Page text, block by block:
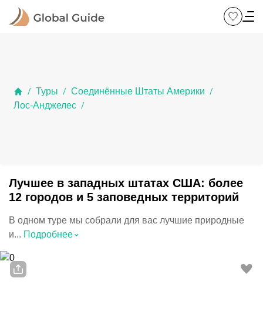
/ Туры / Соединённые Штаты Америки /
Лос-Анджелес /
Лучшее в западных штатах США: более
12 городов и 5 заповедных территорий
В одном туре мы собрали для вас лучшие природные
и... Подробнее⌃